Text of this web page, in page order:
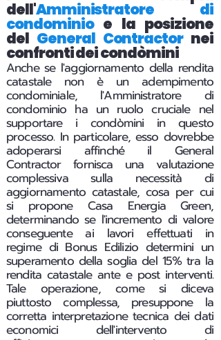
dell'Amministratore di
condominioe la posizione
del General Contractornei
confronti dei condòmini
Anche se l'aggiornamento della rendita
catastale non è un adempimento
condominiale, l'Amministratore di
condominio ha un ruolo cruciale nel
supportare i condòmini in questo
processo. In particolare, esso dovrebbe
adoperarsi affinché il General
Contractor fornisca una valutazione
complessiva sulla necessità di
aggiornamento catastale, cosa per cui
si propone Casa Energia Green,
determinando se l'incremento di valore
conseguente ai lavori effettuati in
regime di Bonus Edilizio determini un
superamento della soglia del 15% tra la
rendita catastale ante e post interventi.
Tale operazione, come si diceva
piuttosto complessa, presuppone la
corretta interpretazione tecnica dei dati
economici dell'intervento di